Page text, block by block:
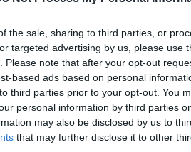
the sale, sharing to third parties, or
targeted advertising by us, please use
Please note that after your opt-out
based ads based on personal
third parties prior to your opt-out. You
personal information by third parties
may also be disclosed by us to
that may further disclose it to other
Fläskschnitzel